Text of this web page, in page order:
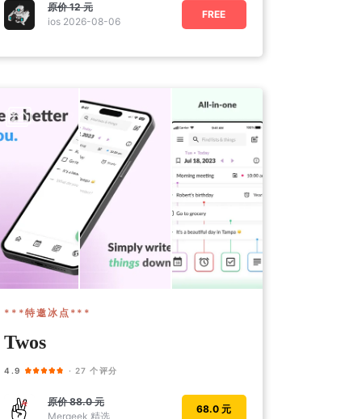
原价12 元
ios 2026-08-06
FREE
***特邀冰点***
Twos
4.9 · 27 个评分
原价88.0 元
Mergeek 精选
68.0 元